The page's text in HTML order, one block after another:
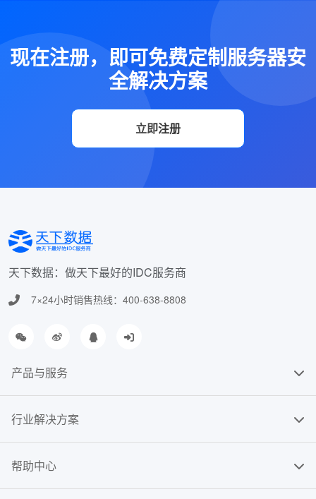
现在注册，即可免费定制服务器安
全解决方案
立即注册
天下数据：做天下最好的IDC服务商
7×24小时销售热线：400-638-8808
产品与服务
行业解决方案
帮助中心